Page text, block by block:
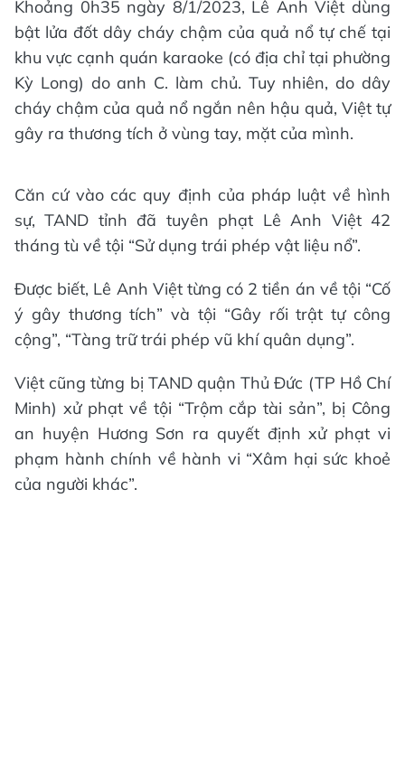
Khoảng 0h35 ngày 8/1/2023, Lê Anh Việt dùng
bật lửa đốt dây cháy chậm của quả nổ tự chế tại
khu vực cạnh quán karaoke (có địa chỉ tại phường
Kỳ Long) do anh C. làm chủ. Tuy nhiên, do dây
cháy chậm của quả nổ ngắn nên hậu quả, Việt tự
gây ra thương tích ở vùng tay, mặt của mình.
Căn cứ vào các quy định của pháp luật về hình
sự, TAND tỉnh đã tuyên phạt Lê Anh Việt 42
tháng tù về tội “Sử dụng trái phép vật liệu nổ”.
Được biết, Lê Anh Việt từng có 2 tiền án về tội “Cố
ý gây thương tích” và tội “Gây rối trật tự công
cộng”, “Tàng trữ trái phép vũ khí quân dụng”.
Việt cũng từng bị TAND quận Thủ Đức (TP Hồ Chí
Minh) xử phạt về tội “Trộm cắp tài sản”, bị Công
an huyện Hương Sơn ra quyết định xử phạt vi
phạm hành chính về hành vi “Xâm hại sức khoẻ
của người khác”.